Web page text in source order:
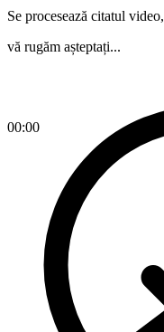
00:00
Se procesează citatul video,
vă rugăm așteptați...